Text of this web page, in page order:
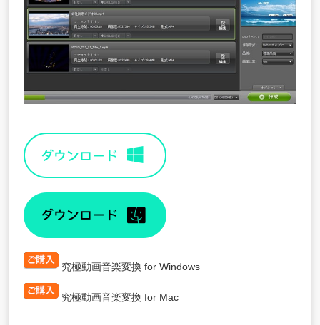
究極動画音楽変換 for Windows
究極動画音楽変換 for Mac